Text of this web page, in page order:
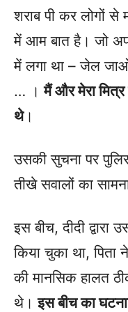
शराब पी कर लोगों से
में आम बात है। जो
में लगा था – जेल
… ।मैं और मेरा
थे।
उसकी सुचना पर
तीखे सवालों का
इस बीच, दीदी
किया चुका था,
की मानसिक हालत
थे।इस बीच का